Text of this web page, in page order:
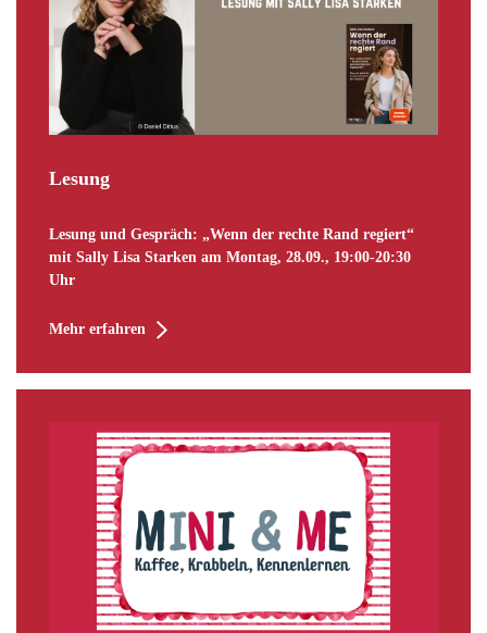
Lesung
Lesung und Gespräch: „Wenn der rechte Rand regiert“
mit Sally Lisa Starken am Montag, 28.09., 19:00-20:30
Uhr
Mehr erfahren